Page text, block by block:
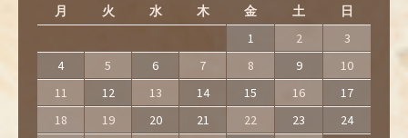
月
火 水 木 金 土 日
1 2
3
4
5 6 7 8 9
10
11
12 13 14 15 16
17
18
19 20 21 22 23
24